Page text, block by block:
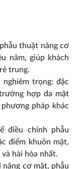
thuật nâng cơ
năm, giúp khách
trung.
trọng: đặc
hợp da mặt
pháp khác
điều chỉnh phẫu
điểm khuôn mặt,
hài hòa nhất.
cơ mặt, phẫu